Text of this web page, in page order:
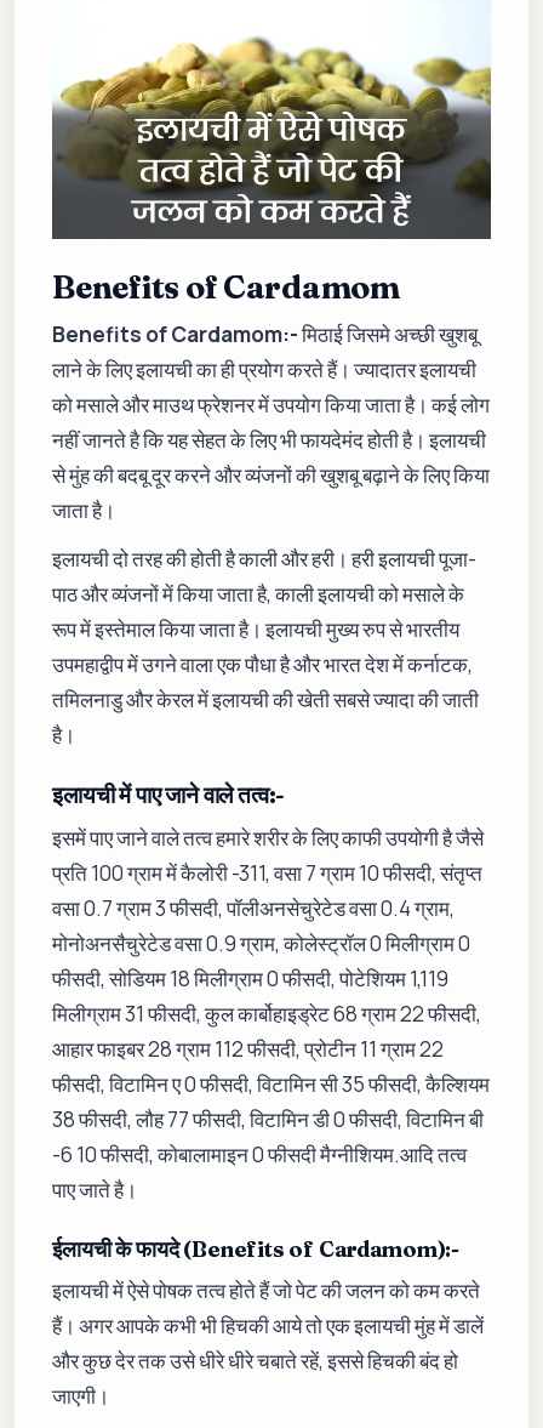
Benefits of Cardamom
Benefits of Cardamom:-मिठाई जिसमे अच्छी खुशबू
लाने के लिए इलायची का ही प्रयोग करते हैं। ज्यादातर इलायची
को मसाले और माउथ फ्रेशनर में उपयोग किया जाता है। कई लोग
नहीं जानते है कि यह सेहत के लिए भी फायदेमंद होती है। इलायची
से मुंह की बदबू दूर करने और व्यंजनों की खुशबू बढ़ाने के लिए किया
जाता है।
इलायची दो तरह की होती है काली और हरी। हरी इलायची पूजा-
पाठ और व्यंजनों में किया जाता है, काली इलायची को मसाले के
रूप में इस्तेमाल किया जाता है। इलायची मुख्य रुप से भारतीय
उपमहाद्वीप में उगने वाला एक पौधा है और भारत देश में कर्नाटक,
तमिलनाडु और केरल में इलायची की खेती सबसे ज्यादा की जाती
है।
इलायची में पाए जाने वाले तत्व:-
इसमें पाए जाने वाले तत्व हमारे शरीर के लिए काफी उपयोगी है जैसे
प्रति 100 ग्राम में कैलोरी -311, वसा 7 ग्राम 10 फीसदी, संतृप्त
वसा 0.7 ग्राम 3 फीसदी, पॉलीअनसेचुरेटेड वसा 0.4 ग्राम,
मोनोअनसैचुरेटेड वसा 0.9 ग्राम, कोलेस्ट्रॉल 0 मिलीग्राम 0
फीसदी, सोडियम 18 मिलीग्राम 0 फीसदी, पोटेशियम 1,119
मिलीग्राम 31 फीसदी, कुल कार्बोहाइड्रेट 68 ग्राम 22 फीसदी,
आहार फाइबर 28 ग्राम 112 फीसदी, प्रोटीन 11 ग्राम 22
फीसदी, विटामिन ए 0 फीसदी, विटामिन सी 35 फीसदी, कैल्शियम
38 फीसदी, लौह 77 फीसदी, विटामिन डी 0 फीसदी, विटामिन बी
-6 10 फीसदी, कोबालामाइन 0 फीसदी मैग्नीशियम.आदि तत्व
पाए जाते है।
ईलायची के फायदे (Benefits of Cardamom):-
इलायची में ऐसे पोषक तत्व होते हैं जो पेट की जलन को कम करते
हैं। अगर आपके कभी भी हिचकी आये तो एक इलायची मुंह में डालें
और कुछ देर तक उसे धीरे धीरे चबाते रहें, इससे हिचकी बंद हो
जाएगी।